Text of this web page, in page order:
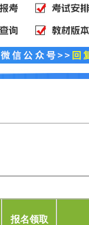
报名领取